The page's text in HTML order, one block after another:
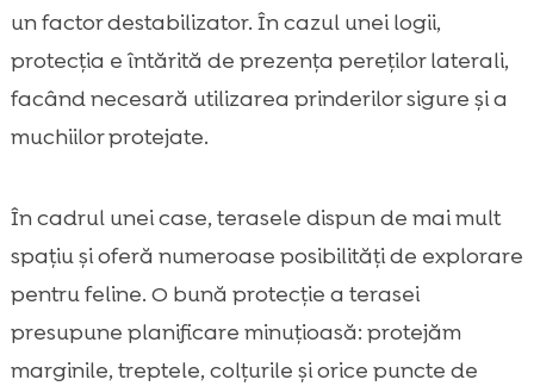
un factor destabilizator. În cazul unei logii,
protecția e întărită de prezența pereților laterali,
facând necesară utilizarea prinderilor sigure și a
muchiilor protejate.
În cadrul unei case, terasele dispun de mai mult
spațiu și oferă numeroase posibilități de explorare
pentru feline. O bună protecție a terasei
presupune planificare minuțioasă: protejăm
marginile, treptele, colțurile și orice puncte de